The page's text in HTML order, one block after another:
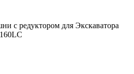
с редуктором для Экскаватора